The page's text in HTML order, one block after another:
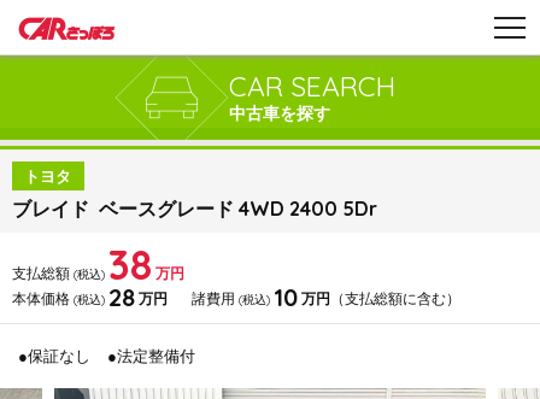
CAR SEARCH
中古車を探す
トヨタ
ブレイド ベースグレード 4WD 2400 5Dr
支払総額 (税込) 38 万円
本体価格 (税込) 28 万円 諸費用 (税込) 10万円 （支払総額に含む）
●保証なし ●法定整備付